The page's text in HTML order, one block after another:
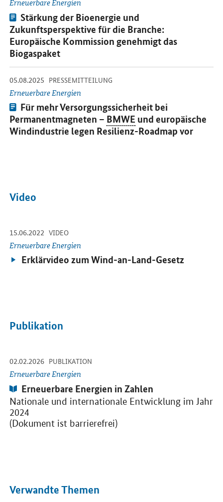
Erneuerbare Energien
Pressemitteilung:
Stärkung der Bioenergie und
Zukunftsperspektive für die Branche:
Europäische Kommission genehmigt das
Biogaspaket
05.08.2025 -
PRESSEMITTEILUNG
Erneuerbare Energien
Pressemitteilung:
Für mehr Versorgungssicherheit bei
Permanentmagneten – BMWE und europäische
Windindustrie legen Resilienz-Roadmap vor
Öffnet Einzelsicht
Video
15.06.2022 -
VIDEO-
Erneuerbare Energien
Video:
Erklärvideo zum Wind-an-Land-Gesetz
Öffnet Einzelsicht
Publikation
02.02.2026 -
PUBLIKATION
Erneuerbare Energien
Publikation:
Erneuerbare Energien in Zahlen
Nationale und internationale Entwicklung im Jahr
2024
(Dokument ist barrierefrei)
Öffnet PDF "Erneuerbare Energien in Zahlen" in neuem Fenster.
Verwandte Themen